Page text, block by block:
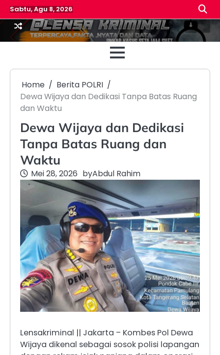
Skip
to
content
Sabtu, Agu 8, 2026
Beranda
Home
Berita POLRI
Dewa Wijaya dan Dedikasi Tanpa Batas Ruang
dan Waktu
Dewa Wijaya dan Dedikasi
Tanpa Batas Ruang dan
Waktu
Mei 28, 2026 byAbdul Rahim
Lensakriminal || Jakarta – Kombes Pol Dewa
Wijaya dikenal sebagai sosok polisi lapangan